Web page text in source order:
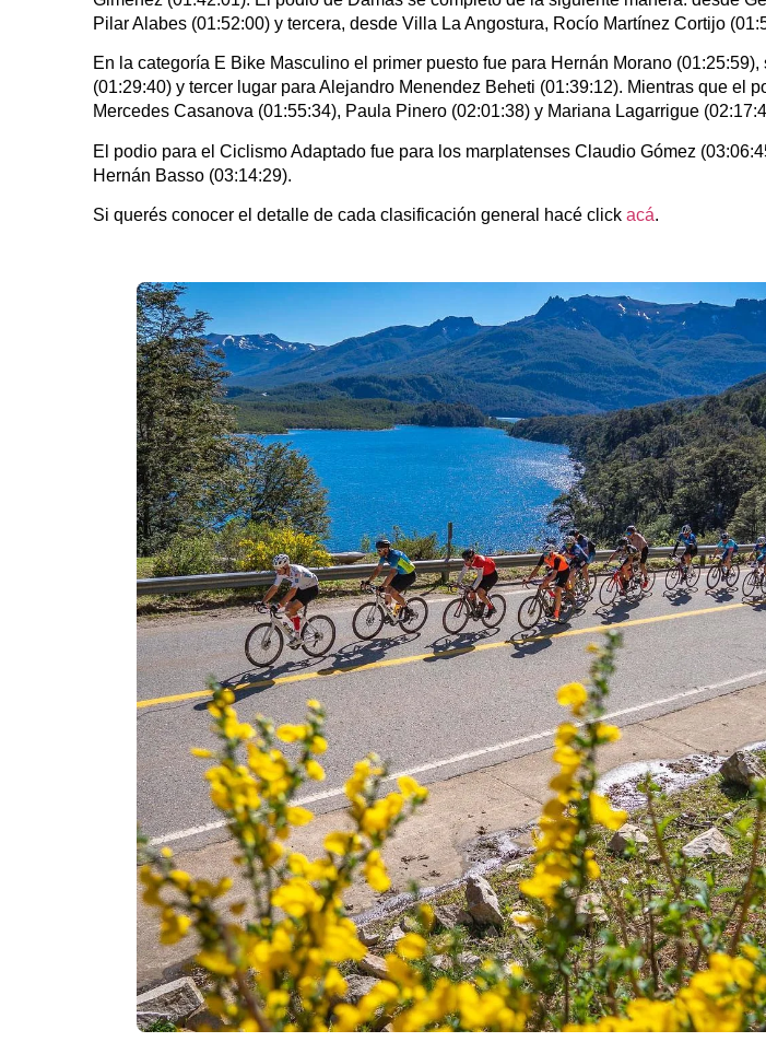
Pilar Alabes (01:52:00) y tercera, desde Villa La Angostura, Rocío Martínez Cortijo
En la categoría E Bike Masculino el primer puesto fue para Hernán Morano
(01:29:40) y tercer lugar para Alejandro Menendez Beheti (01:39:12). Mientras que el
Mercedes Casanova (01:55:34), Paula Pinero (02:01:38) y Mariana Lagarrigue
El podio para el Ciclismo Adaptado fue para los marplatenses Claudio Gómez
Hernán Basso (03:14:29).
Si querés conocer el detalle de cada clasificación general hacé click acá.